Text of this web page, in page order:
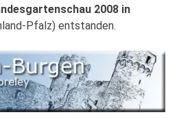
2008 in
Pfalz) entstanden.